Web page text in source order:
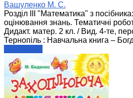
Вашуленко М. С.
Розділ ІІІ "Математика" з
оцінювання знань. Тематичні
Дидакт. матер. 2 кл. / Вид. 4-те,
Тернопіль : Навчальна книга –